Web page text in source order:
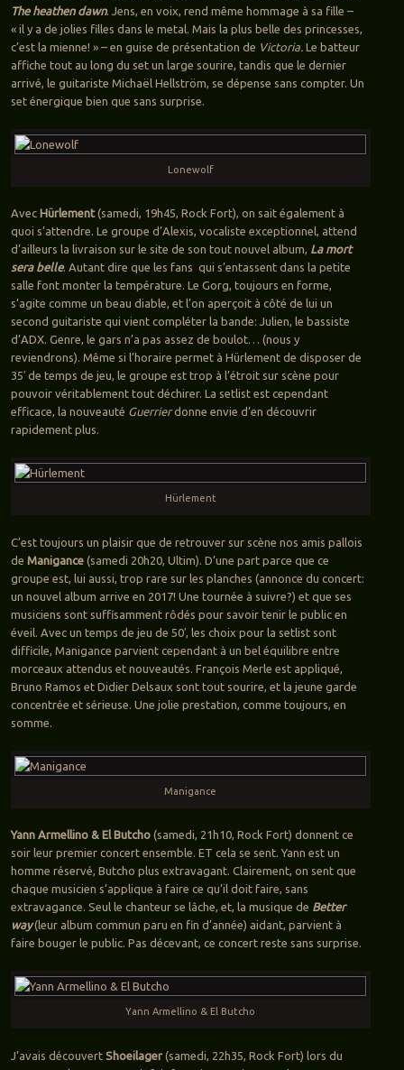
The heathen dawn. Jens, en voix, rend même hommage à sa fille –
« il y a de jolies filles dans le metal. Mais la plus belle des princesses,
c’est la mienne! » – en guise de présentation de Victoria. Le batteur
affiche tout au long du set un large sourire, tandis que le dernier
arrivé, le guitariste Michaël Hellström, se dépense sans compter. Un
set énergique bien que sans surprise.
Lonewolf
Avec Hürlement(samedi, 19h45, Rock Fort), on sait également à
quoi s’attendre. Le groupe d’Alexis, vocaliste exceptionnel, attend
d’ailleurs la livraison sur le site de son tout nouvel album, La mort
sera belle. Autant dire que les fans qui s’entassent dans la petite
salle font monter la température. Le Gorg, toujours en forme,
s’agite comme un beau diable, et l’on aperçoit à côté de lui un
second guitariste qui vient compléter la bande: Julien, le bassiste
d’ADX. Genre, le gars n’a pas assez de boulot… (nous y
reviendrons). Même si l’horaire permet à Hürlement de disposer de
35′ de temps de jeu, le groupe est trop à l’étroit sur scène pour
pouvoir véritablement tout déchirer. La setlist est cependant
efficace, la nouveauté Guerrierdonne envie d’en découvrir
rapidement plus.
Hürlement
C’est toujours un plaisir que de retrouver sur scène nos amis pallois
de Manigance(samedi 20h20, Ultim). D’une part parce que ce
groupe est, lui aussi, trop rare sur les planches (annonce du concert:
un nouvel album arrive en 2017! Une tournée à suivre?) et que ses
musiciens sont suffisamment rôdés pour savoir tenir le public en
éveil. Avec un temps de jeu de 50′, les choix pour la setlist sont
difficile, Manigance parvient cependant à un bel équilibre entre
morceaux attendus et nouveautés. François Merle est appliqué,
Bruno Ramos et Didier Delsaux sont tout sourire, et la jeune garde
concentrée et sérieuse. Une jolie prestation, comme toujours, en
somme.
Manigance
Yann Armellino & El Butcho(samedi, 21h10, Rock Fort) donnent ce
soir leur premier concert ensemble. ET cela se sent. Yann est un
homme réservé, Butcho plus extravagant. Clairement, on sent que
chaque musicien s’applique à faire ce qu’il doit faire, sans
extravagance. Seul le chanteur se lâche, et, la musique de Better
way(leur album commun paru en fin d’année) aidant, parvient à
faire bouger le public. Pas décevant, ce concert reste sans surprise.
Yann Armellino & El Butcho
J’avais découvert Shoeilager(samedi, 22h35, Rock Fort) lors du